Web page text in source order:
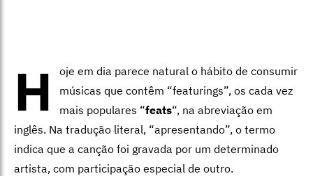
H
oje em dia parece natural o hábito de consumir
músicas que contêm “featurings”, os cada vez
mais populares “feats“, na abreviação em
inglês. Na tradução literal, “apresentando”, o termo
indica que a canção foi gravada por um determinado
artista, com participação especial de outro.